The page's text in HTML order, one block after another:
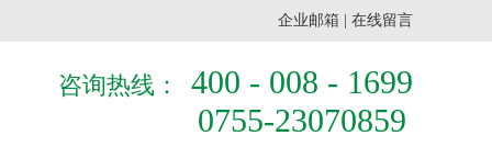
企业邮箱 在线留言
咨询热线：
400 - 008 - 1699
0755-23070859